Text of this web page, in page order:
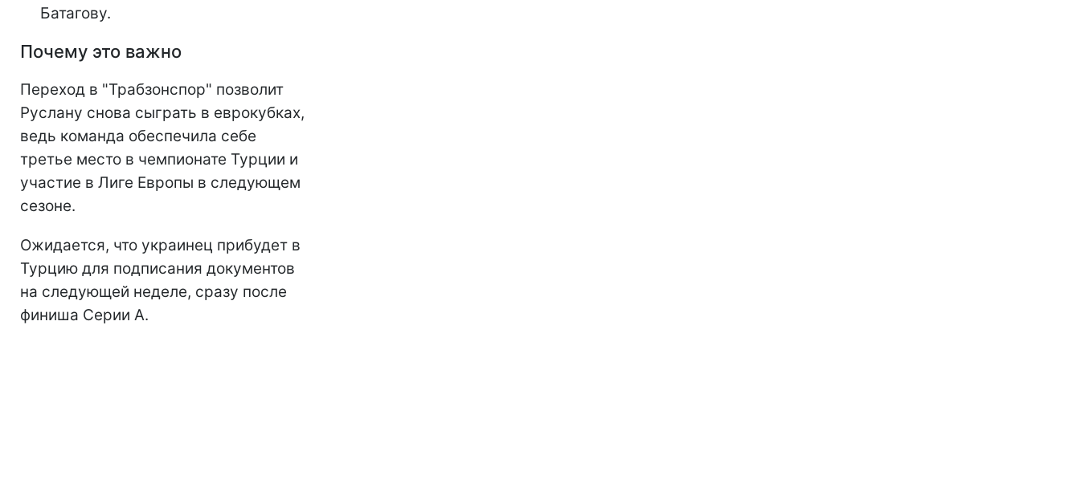
Батагову.
Почему это важно
Переход в "Трабзонспор" позволит
Руслану снова сыграть в еврокубках,
ведь команда обеспечила себе
третье место в чемпионате Турции и
участие в Лиге Европы в следующем
сезоне.
Ожидается, что украинец прибудет в
Турцию для подписания документов
на следующей неделе, сразу после
финиша Серии А.